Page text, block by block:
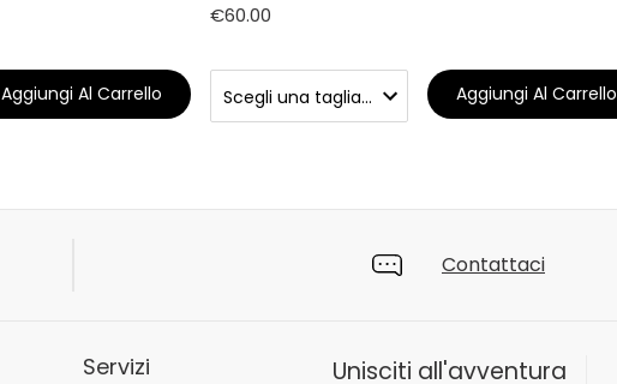
Aggiungi Al Carrello
€60.00
Aggiungi Al Carrello
Contattaci
Servizi Unisciti all'avventura